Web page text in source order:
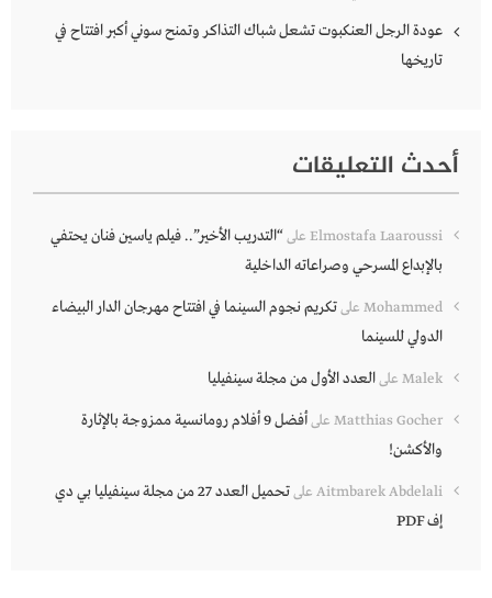
عودة الرجل العنكبوت تشعل شباك التذاكر وتمنح سوني أكبر افتتاح في
تاريخها
أحدث التعليقات
Elmostafa Laaroussi على“التدريب الأخير”.. فيلم ياسين فنان يحتفي
بالإبداع المسرحي وصراعاته الداخلية
Mohammed علىتكريم نجوم السينما في افتتاح مهرجان الدار البيضاء
الدولي للسينما
Malek علىالعدد الأول من مجلة سينفيليا
Matthias Gocher على
أفضل 9 أفلام رومانسية ممزوجة بالإثارة
والأكشن!
Aitmbarek Abdelali على
تحميل العدد 27 من مجلة سينفيليا بي دي
إف PDF